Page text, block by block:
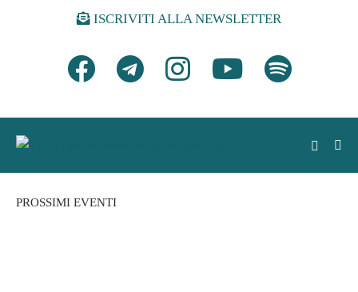
ISCRIVITI ALLA NEWSLETTER
PROSSIMI EVENTI